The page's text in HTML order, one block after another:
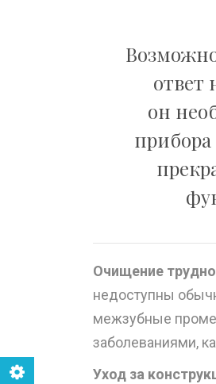
ответ
он
Очищение
недоступны
межзубные
заболеваниями,
Уход за